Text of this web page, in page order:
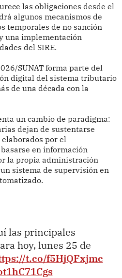
las obligaciones desde el
algunos mecanismos de
temporales de no sanción
una implementación
del SIRE.
SUNAT forma parte del
digital del sistema tributario
de una década con la
un cambio de paradigma:
dejan de sustentarse
por el
en información
la propia administración
sistema de supervisión en
las principales
hoy, lunes 25 de
t.co/f5HjQFxjmc